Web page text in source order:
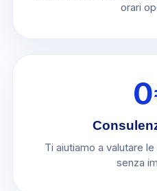
orari
Ti aiutiamo a valutare
senza